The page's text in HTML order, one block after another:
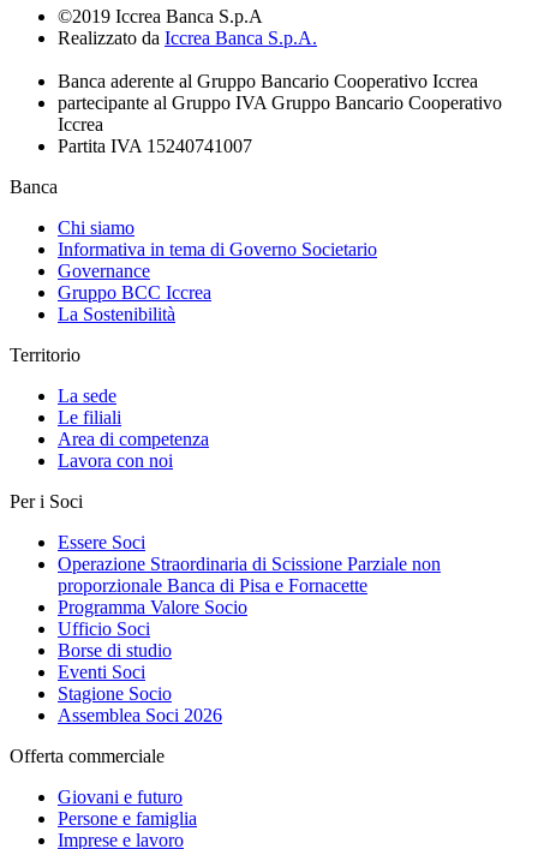
©2019 Iccrea Banca S.p.A
Realizzato da Iccrea Banca S.p.A.
Banca aderente al Gruppo Bancario Cooperativo Iccrea
partecipante al Gruppo IVA Gruppo Bancario Cooperativo
Iccrea
Partita IVA 15240741007
Banca
Chi siamo
Informativa in tema di Governo Societario
Governance
Gruppo BCC Iccrea
La Sostenibilità
Territorio
La sede
Le filiali
Area di competenza
Lavora con noi
Per i Soci
Essere Soci
Operazione Straordinaria di Scissione Parziale non
proporzionale Banca di Pisa e Fornacette
Programma Valore Socio
Ufficio Soci
Borse di studio
Eventi Soci
Stagione Socio
Assemblea Soci 2026
Offerta commerciale
Giovani e futuro
Persone e famiglia
Imprese e lavoro